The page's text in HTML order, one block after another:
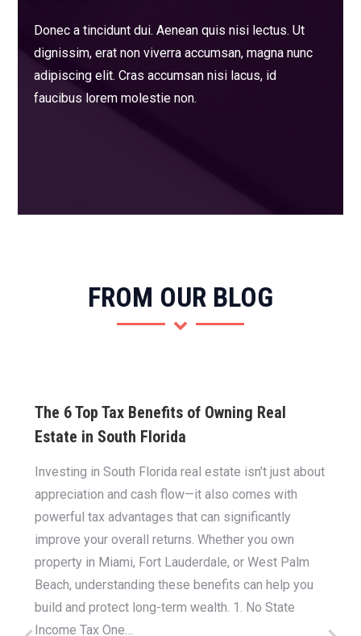
Donec a tincidunt dui. Aenean quis nisi lectus. Ut
dignissim, erat non viverra accumsan, magna nunc
adipiscing elit. Cras accumsan nisi lacus, id
faucibus lorem molestie non.
FROM OUR BLOG
The 6 Top Tax Benefits of Owning Real
Estate in South Florida
Investing in South Florida real estate isn’t just about
appreciation and cash flow—it also comes with
powerful tax advantages that can significantly
improve your overall returns. Whether you own
property in Miami, Fort Lauderdale, or West Palm
Beach, understanding these benefits can help you
build and protect long-term wealth. 1. No State
Income Tax One…